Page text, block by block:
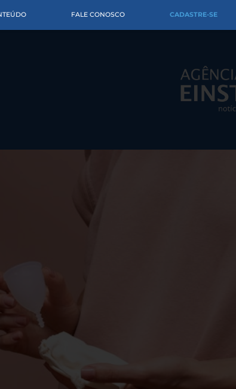
FALE CONOSCO CADASTRE-SE